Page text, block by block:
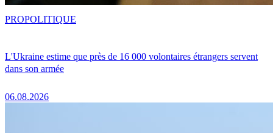
L'Ukraine estime que près de 16 000 volontaires étrangers servent
dans son armée
06.08.2026
PROPOLITIQUE